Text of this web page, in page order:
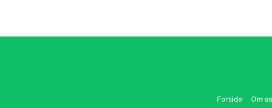
Forside Om